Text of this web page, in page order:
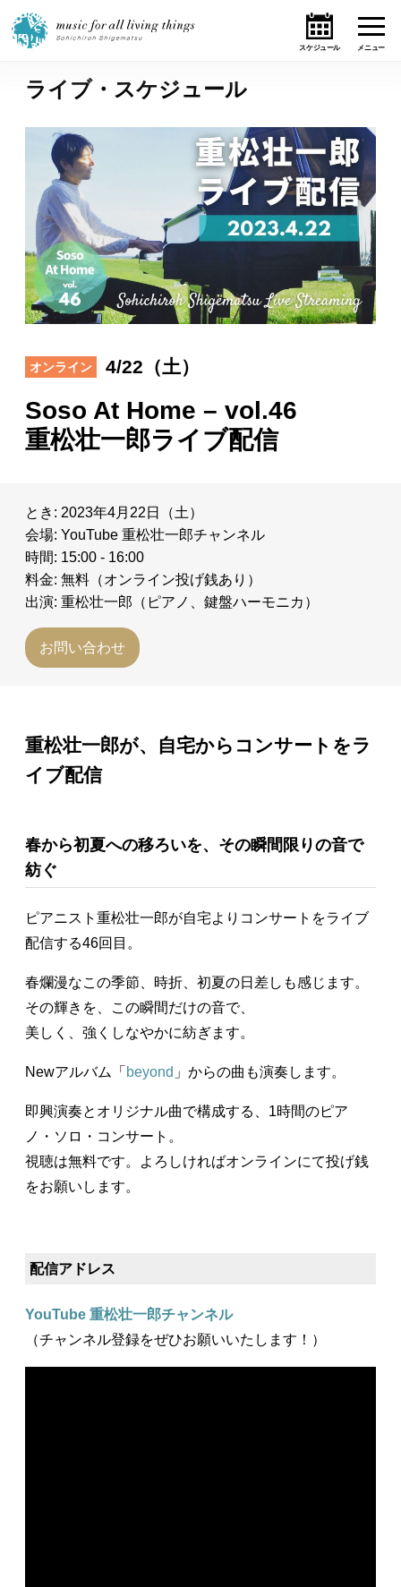
ホーム
ニュース
テーマ
ライブ・スケジュール
作品
日々のレポート
プロフィール
演奏依頼
お問い合わせ
ライブ・スケジュール
オンライン 4/22（土）
Soso At Home – vol.46
重松壮一郎ライブ配信
とき: 2023年4月22日（土）
会場: YouTube 重松壮一郎チャンネル
時間: 15:00 - 16:00
料金: 無料（オンライン投げ銭あり）
出演: 重松壮一郎（ピアノ、鍵盤ハーモニカ）
お問い合わせ
重松壮一郎が、自宅からコンサートをラ
イブ配信
春から初夏への移ろいを、その瞬間限りの音で
紡ぐ
ピアニスト重松壮一郎が自宅よりコンサートをライブ
配信する46回目。
春爛漫なこの季節、時折、初夏の日差しも感じます。
その輝きを、この瞬間だけの音で、
美しく、強くしなやかに紡ぎます。
Newアルバム「 beyond 」からの曲も演奏します。
即興演奏とオリジナル曲で構成する、1時間のピア
ノ・ソロ・コンサート。
視聴は無料です。よろしければオンラインにて投げ銭
をお願いします。
配信アドレス
YouTube 重松壮一郎チャンネル
（チャンネル登録をぜひお願いいたします！）